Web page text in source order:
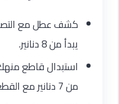
كشف عطل مع
يبدأ من 8 دنانير.
استبدال قاطع
من 7 دنانير مع القطعة.